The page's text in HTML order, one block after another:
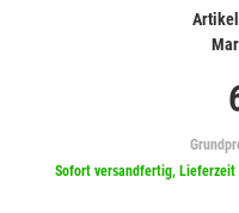
Sofort versandfertig, Lieferzeit